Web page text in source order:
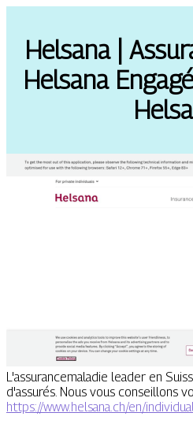
Helsana |
Helsana
L'assurancemaladie leader en
d'assurés. Nous vous conseillons
https://www.helsana.ch/en/